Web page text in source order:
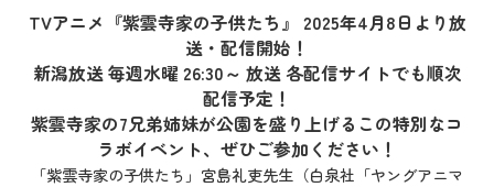
TVアニメ『紫雲寺家の子供たち』 2025年4月8日より放
送・配信開始！
新潟放送 毎週水曜 26:30～ 放送 各配信サイトでも順次
配信予定！
紫雲寺家の7兄弟姉妹が公園を盛り上げるこの特別なコ
ラボイベント、ぜひご参加ください！
「紫雲寺家の子供たち」宮島礼吏先生（白泉社「ヤングアニマ